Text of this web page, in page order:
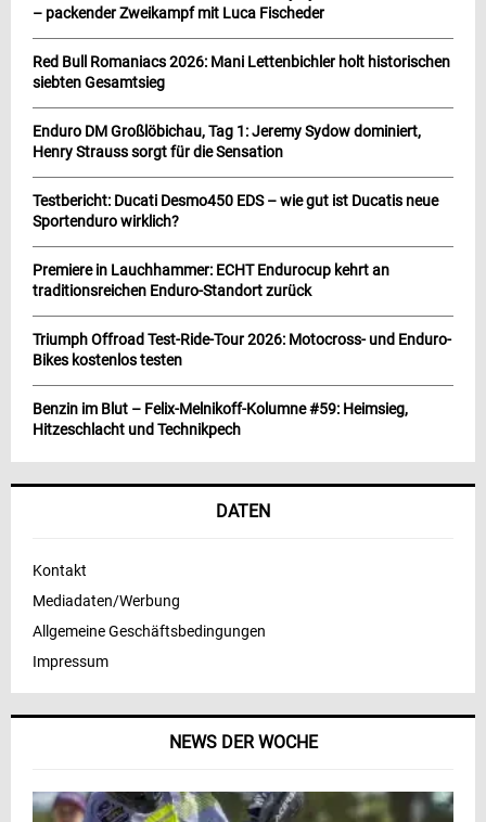
NEWS DER WOCHE
– packender Zweikampf mit Luca Fischeder
Red Bull Romaniacs 2026: Mani Lettenbichler holt historischen
siebten Gesamtsieg
Enduro DM Großlöbichau, Tag 1: Jeremy Sydow dominiert,
Henry Strauss sorgt für die Sensation
Testbericht: Ducati Desmo450 EDS – wie gut ist Ducatis neue
Sportenduro wirklich?
Premiere in Lauchhammer: ECHT Endurocup kehrt an
traditionsreichen Enduro-Standort zurück
Triumph Offroad Test-Ride-Tour 2026: Motocross- und Enduro-
Bikes kostenlos testen
Benzin im Blut – Felix-Melnikoff-Kolumne #59: Heimsieg,
Hitzeschlacht und Technikpech
DATEN
Kontakt
Mediadaten/Werbung
Allgemeine Geschäftsbedingungen
Impressum